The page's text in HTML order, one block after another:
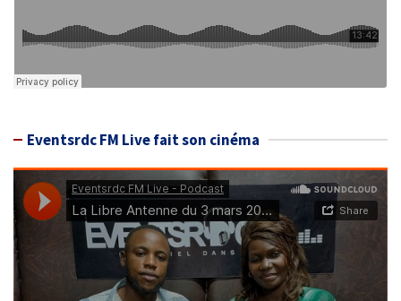
Eventsrdc FM Live fait son cinéma